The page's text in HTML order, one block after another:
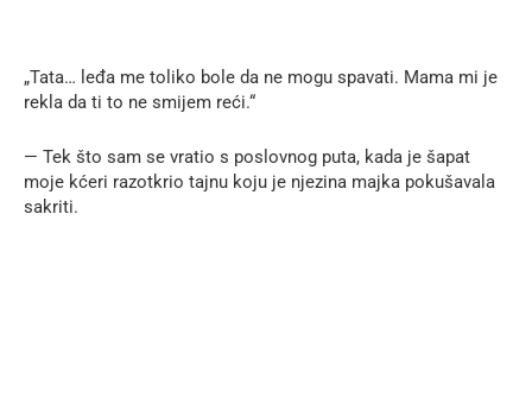
„Tata… leđa me toliko bole da ne mogu spavati. Mama mi je
rekla da ti to ne smijem reći.“
— Tek što sam se vratio s poslovnog puta, kada je šapat
moje kćeri razotkrio tajnu koju je njezina majka pokušavala
sakriti.